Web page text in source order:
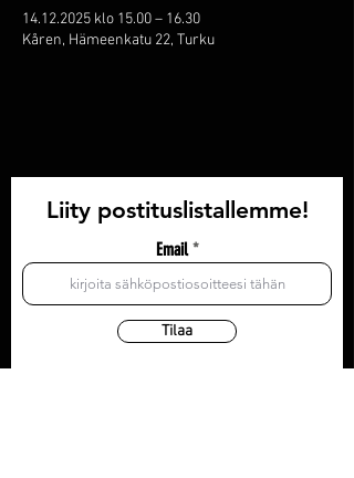
14.12.2025 klo 15.00 – 16.30
Kåren, Hämeenkatu 22, Turku
Liity postituslistallemme!
Email
Tilaa